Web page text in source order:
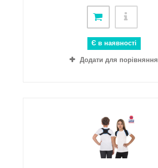
Є в наявності
Додати для порівняння